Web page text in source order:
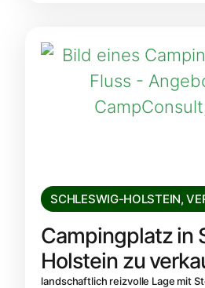
SCHLESWIG-HOLSTEIN,
Campingplatz in
Holstein zu
landschaftlich reizvolle Lage mit